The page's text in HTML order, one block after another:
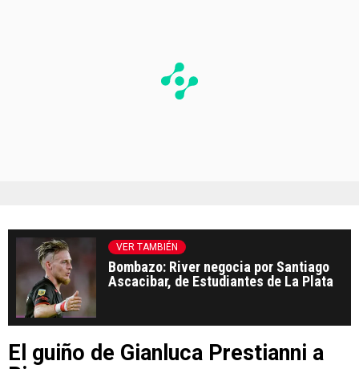
VER TAMBIÉN
Bombazo: River negocia por Santiago
Ascacibar, de Estudiantes de La Plata
El guiño de Gianluca Prestianni a